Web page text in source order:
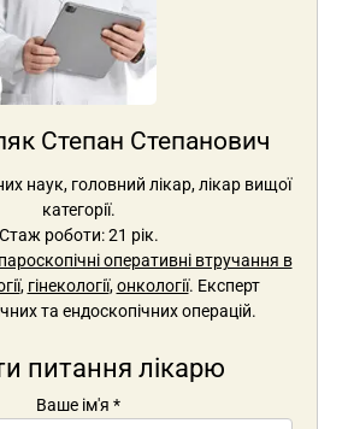
Степан Степанович
наук, головний лікар, лікар вищої
категорії.
Стаж роботи: 21 рік.
оперативні втручання в
, гінекології,онкології. Експерт
та ендоскопічних операцій.
питання лікарю
Ваше ім'я *